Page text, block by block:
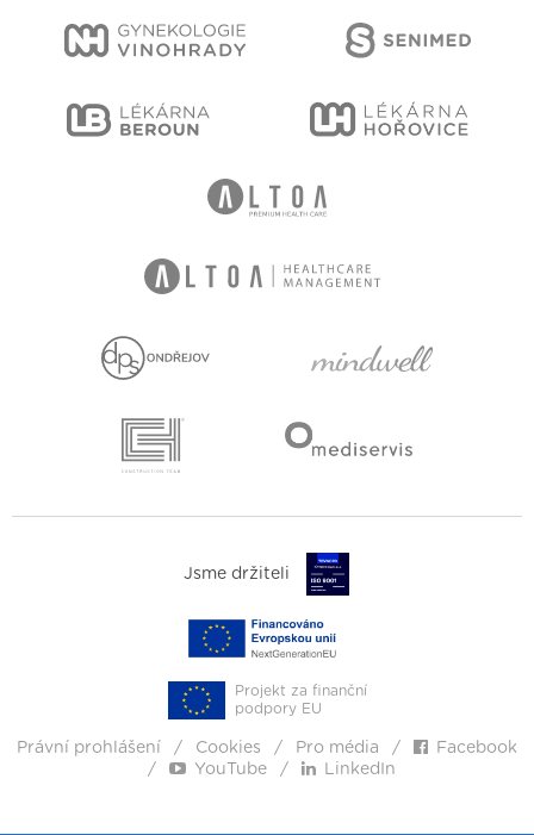
Jsme držiteli
Projekt za finanční
podpory EU
Právní prohlášení Cookies Pro média
Facebook
YouTube
LinkedIn